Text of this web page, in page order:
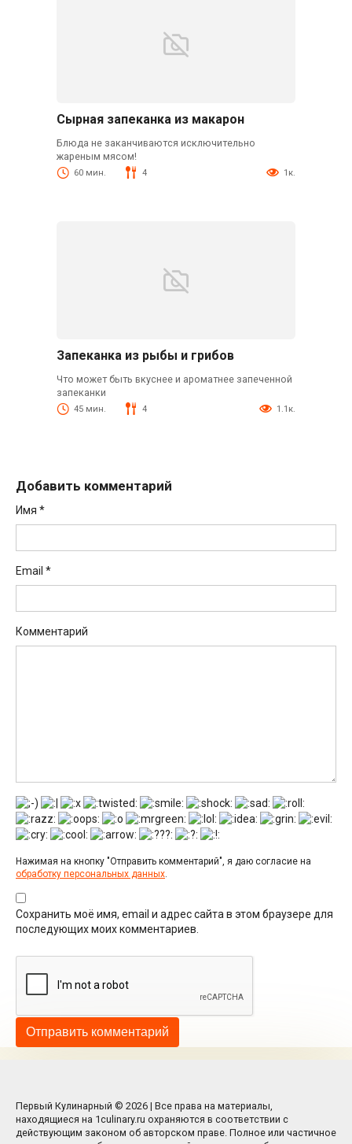
Сырная запеканка из макарон
Блюда не заканчиваются исключительно
жареным мясом!
60 мин. 4 1к.
Запеканка из рыбы и грибов
Что может быть вкуснее и ароматнее запеченной
запеканки
45 мин. 4 1.1к.
Добавить комментарий
Имя *
Email *
Комментарий
Нажимая на кнопку "Отправить комментарий", я даю согласие на
обработку персональных данных
Сохранить моё имя, email и адрес сайта в этом браузере для
последующих моих комментариев.
Первый Кулинарный © 2026 | Все права на материалы,
находящиеся на 1culinary.ru охраняются в соответствии с
действующим законом об авторском праве. Полное или частичное